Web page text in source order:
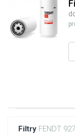
Filtry FENDT